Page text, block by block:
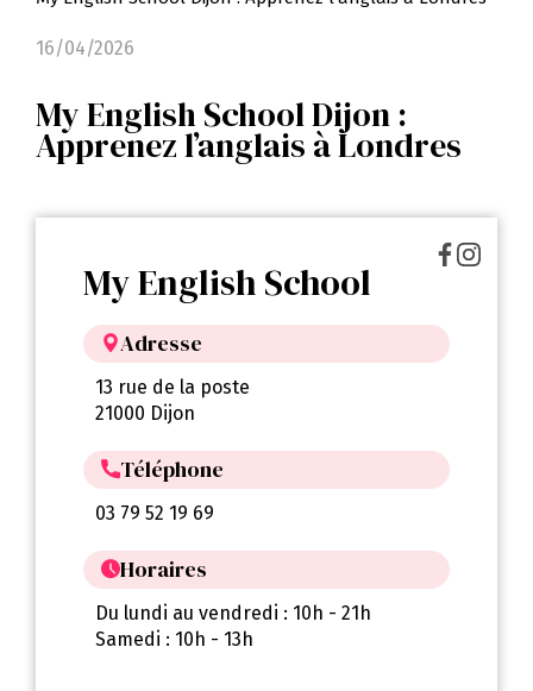
16/04/2026
My English School Dijon :
Apprenez l’anglais à Londres
My English School
Adresse
13 rue de la poste
21000 Dijon
Téléphone
03 79 52 19 69
Horaires
Du lundi au vendredi : 10h - 21h
Samedi : 10h - 13h